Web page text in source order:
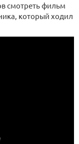
смотреть фильм
который ходил